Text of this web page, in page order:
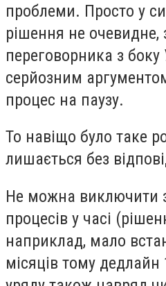
проблеми. Просто у
рішення не очевидне,
переговорника з боку
серйозним
процес на паузу.
То навіщо було таке
лишається без
Не можна виключити
процесів у часі
наприклад, мало
місяців тому